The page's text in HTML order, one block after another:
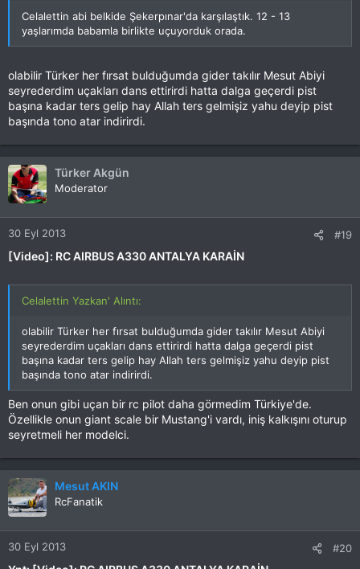
Celalettin abi belkide Şekerpınar'da karşılaştık. 12 - 13
yaşlarımda babamla birlikte uçuyorduk orada.
olabilir Türker her fırsat bulduğumda gider takılır Mesut Abiyi
seyrederdim uçakları dans ettirirdi hatta dalga geçerdi pist
başına kadar ters gelip hay Allah ters gelmişiz yahu deyip pist
başında tono atar indirirdi.
Türker Akgün
Moderator
30 Eyl 2013 #19
[Video]: RC AIRBUS A330 ANTALYA KARAİN
Celalettin Yazkan' Alıntı:
olabilir Türker her fırsat bulduğumda gider takılır Mesut Abiyi
seyrederdim uçakları dans ettirirdi hatta dalga geçerdi pist
başına kadar ters gelip hay Allah ters gelmişiz yahu deyip pist
başında tono atar indirirdi.
Ben onun gibi uçan bir rc pilot daha görmedim Türkiye'de.
Özellikle onun giant scale bir Mustang'i vardı, iniş kalkışını oturup
seyretmeli her modelci.
Mesut AKIN
RcFanatik
30 Eyl 2013 #20